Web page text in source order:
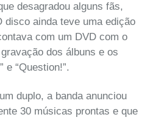
desagradou alguns fãs,
disco ainda teve uma edição
com um DVD com o
dos álbuns e os
e “Question!”.
duplo, a banda anunciou
30 músicas prontas e que